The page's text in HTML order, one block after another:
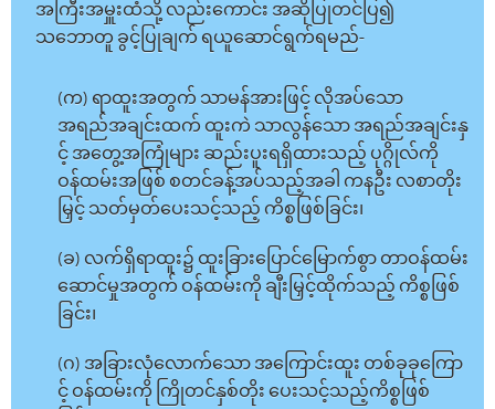
အကြီးအမှူးထံသို့ လည်းကောင်း အဆိုပြုတင်ပြ၍
သဘောတူ ခွင့်ပြုချက် ရယူဆောင်ရွက်ရမည်-
(က) ရာထူးအတွက် သာမန်အားဖြင့် လိုအပ်သော
အရည်အချင်းထက် ထူးကဲ သာလွန်သော အရည်အချင်းနှ
င့် အတွေ့အကြုံများ ဆည်းပူးရရှိထားသည့် ပုဂ္ဂိုလ်ကို
ဝန်ထမ်းအဖြစ် စတင်ခန့်အပ်သည့်အခါ ကနဦး လစာတိုး
မြှင့် သတ်မှတ်ပေးသင့်သည့် ကိစ္စဖြစ်ခြင်း၊
(ခ) လက်ရှိရာထူး၌ ထူးခြားပြောင်မြောက်စွာ တာဝန်ထမ်း
ဆောင်မှုအတွက် ဝန်ထမ်းကို ချီးမြှင့်ထိုက်သည့် ကိစ္စဖြစ်
ခြင်း၊
(ဂ) အခြားလုံလောက်သော အကြောင်းထူး တစ်ခုခုကြော
င့် ဝန်ထမ်းကို ကြိုတင်နှစ်တိုး ပေးသင့်သည့်ကိစ္စဖြစ်